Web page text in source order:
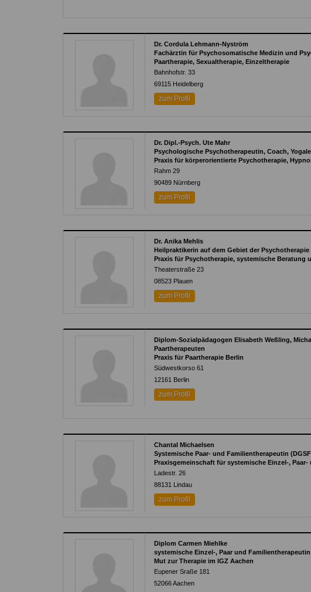
Dr. Cordula Lehmann-Nyström
Fachärztin für Psychosomatische Medizin und
Paartherapie, Sexualtherapie, Einzeltherapie
Bahnhofstr. 33
69115 Heidelberg
zum Profil
Dr. Dipl.-Psych. Ute Mahr
Psychologische Psychotherapeutin, Coach,
Praxis für körperorientierte Psychotherapie,
Rahm 29
90489 Nürnberg
zum Profil
Dr. Anika Mehlis
Heilpraktikerin auf dem Gebiet der Psychotherapie
Praxis für Psychotherapie, systemische Beratung
Theaterstraße 23
08523 Plauen
zum Profil
Diplom-Sozialpädagogen Elisabeth Weßling,
Paartherapeuten
Praxis für Paartherapie Berlin
Südwestkorso 61
12161 Berlin
zum Profil
Chantal Michaelsen
Systemische Paar- und Familientherapeutin
Praxisgemeinschaft für systemische Einzel-,
Ladestr. 26
88131 Lindau
zum Profil
Diplom Carmen Miehlke
systemische Einzel-, Paar und Familientherapeutin
Mut zur Therapie im IGZ Aachen
Eupener Sraße 181
52066Aachen